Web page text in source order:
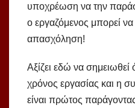
υποχρέωση να την
ο εργαζόμενος μπορεί
απασχόληση!
Αξίζει εδώ να σημειωθεί
χρόνος εργασίας και η
είναι πρώτος